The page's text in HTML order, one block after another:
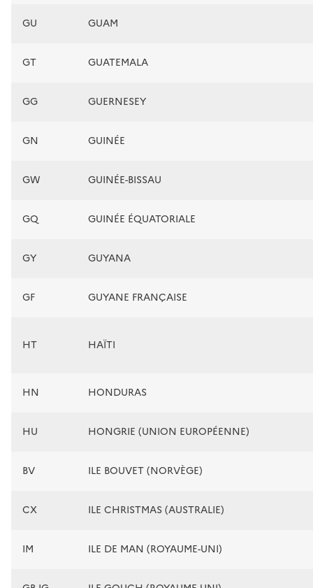
GU GUAM
GT GUATEMALA
GG GUERNESEY
GN GUINÉE
GW GUINÉE-BISSAU
GQ GUINÉE ÉQUATORIALE
GY GUYANA
GF GUYANE FRANÇAISE
HT HAÏTI
HN HONDURAS
HU HONGRIE (UNION EUROPÉENNE)
BV ILE BOUVET (NORVÈGE)
CX ILE CHRISTMAS (AUSTRALIE)
IM ILE DE MAN (ROYAUME-UNI)